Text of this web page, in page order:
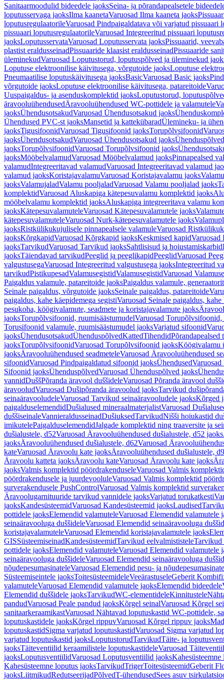
Sanitaarmoodulid bideedele jaoksSeina- ja põrandapealsetele
loputusservaga jaoksIlma kaanetaVaruosad Ilma kaaneta jaoks
loputusregulaatorileVaruosad Pindpaigaldatava või varjatud pissuaari
pissuaari loputusregulaatorileVaruosad Integreeritud pissuaari
jaoksLoputusservataVaruosad Loputusservata jaoksPissuaarid,
plastist eraldusseinadPissuaaride klaasist eraldusseinadPissuaaride
üleminekudVaruosad Loputustorud, loputuspõlved ja üleminekud
Loputuse elektroonilise käivitusega, võrgutoide jaoksLoputuse
Pneumaatilise loputuskäivitusega jaoksBasicVaruosad Basic jaoks
võrgutoide jaoksLoputuse elektroonilise käivitusega, patareitoide
Uuspaigaldus- ja asenduskomplektid jaoksLoputustorud,
äravooluühendusedÄravooluühendused WC-pottidele ja valamutele
jaoksÜhendusotsakudVaruosad Ühendusotsakud jaoks
Ühendused PVC-st jaoksMansetid ja kattekübaradÜlemineku- ja
jaoksTigusifoonidVaruosad Tigusifoonid jaoksTorupõlvsifoonid
jaoksÜhendusotsakudVaruosad Ühendusotsakud jaoksÜhenduspõlved
jaoksTorupõlvsifoonidVaruosad Torupõlvsifoonid jaoks
jaoksMööbelvalamudVaruosad Mööbelvalamud jaoksPinnapealsed
valamudIntegreeritavad valamudVaruosad Integreeritavad valamud
valamud jaoksKoristajavalamuVaruosad Koristajavalamu jaoks
jaoksValamujaladValamu pooljaladVaruosad Valamu pooljalad jaoks
komplektidVaruosad Aluskapiga kätepesuvalamu komplektid jaoks
mööbelvalamu komplektid jaoksAluskapiga integreeritava valamu
jaoksKätepesuvalamuteleVaruosad Kätepesuvalamutele jaoks
kätepesuvalamuteleVaruosad Nurk-kätepesuvalamutele jaoks
jaoksRistkülikukujulisele pinnapealsele valamuleVaruosad
jaoksKõrgkapidVaruosad Kõrgkapid jaoksKeskmised kapidVaruosad
jaoksTarvikudVaruosad Tarvikud jaoksSahtlisisud ja hoiustamiskarbid
jaoksTäiendavad tarvikudPeeglid ja peeglikapidPeeglidVaruosad
valgustusegaVaruosad Integreeritud valgustusega jaoksIntegreeritud
tarvikudPistikupesadValamusegistidValamusegistidVaruosad
Paigaldus valamule, patareitoide jaoksPaigaldus valamule,
Seinale paigaldus, võrgutoide jaoksSeinale paigaldus, patareitoide
paigaldus, kahe käepidemega segistiVaruosad Seinale paigaldus,
pesukoha, köögivalamute, seadmete ja koristajavalamute jaoks
jaoksTorupõlvsifoonid, ruumisäästumudelVaruosad Torupõlvsifoonid,
Torusifoonid valamule, ruumisäästumudel jaoksVarjatud sifoonid
jaoksÜhendusotsakudÜhenduspõlvedKattedTihendidPõrandapealsed
jaoksTorupõlvsifoonidVaruosad Torupõlvsifoonid jaoksKöögivalamu
jaoksÄravooluühendused seadmeteleVaruosad Äravooluühendused
sifoonidVaruosad Pindpaigaldatud sifoonid jaoksÜhendusedVaruosad
Sifoonid jaoksÜhenduspõlvedVaruosad Ühenduspõlved jaoks
vannidDuššPõranda äravool duššideleVaruosad Põranda äravool
äravooludVaruosad Dušipõranda äravoolud jaoksTarvikud
seinaäravooludeleVaruosad Tarvikud seinaäravooludele jaoksKõrged
paigalduselemendidDušialused mineraalmaterjalistVaruosad
duššiseinaleVannieraldusseinadDušiuksedTarvikudNišši hoiukastid
imikutelePaigalduselemendidJalgade komplektid ning traaversite ja
dušialustele, d52Varuosad Äravooluühendused dušialustele, d52 jaoks
jaoksÄravooluühendused dušialustele, d62Varuosad
kateVaruosad Äravoolu kate jaoksÄravooluühendused dušialustele,
Äravoolu katteta jaoksÄravoolu kateVaruosad Äravoolu kate jaoks
jaoksValmis komplektid pöördrakenduseleVaruosad Valmis
pöördrakendusele ja juurdevooluleVaruosad Valmis komplektid
surverakendusele PushControlVaruosad Valmis komplektid
Äravoolugarnituuride tarvikud vannidele jaoksVarjatud torukatkesti
jaoksKandesüsteemidVaruosad Kandesüsteemid jaoksLaudised
pottidele jaoksElemendid valamuteleVaruosad Elemendid valamutele
seinaäravooluga duššideleVaruosad Elemendid seinaäravooluga
koristajavalamuteleVaruosad Elemendid koristajavalamutele jaoks
GISSüsteemiseinadKandesüsteemidTarvikud eelvalmististeleTarvikud
pottidele jaoksElemendid valamuteleVaruosad Elemendid valamutele
seinaäravooluga duššideleVaruosad Elemendid seinaäravooluga
nõudepesumasinateleVaruosad Elemendid pesu- ja
Süsteemiseintele jaoksToitesüsteemideleVeeärastuseleGeberit
valamuteleVaruosad Elemendid valamutele jaoksElemendid bideedele
Elemendid duššidele jaoksTarvikudWC-elementideleKinnitustele
pandudVaruosad Peale pandud jaoksKõrgel seinalVaruosad Kõrgel
sanitaarkeraamikastVaruosad Nähtavad loputuskastid WC-pottidele,
loputuskastidele jaoksKõrgel rippuvVaruosad Kõrgel rippuv jaoks
loputuskastidSigma varjatud loputuskastidVaruosad Sigma varjatud
varjatud loputuskastid jaoksLoputustorudTarvikudTäite- ja
jaoksTäiteventiilid keraamilistele loputuskastideleVaruosad
jaoksLoputusventiilidVaruosad Loputusventiilid jaoksKahesüsteemne
Kahesüsteemne loputus jaoksTarvikudTrigerToitesüsteemidGeberit
jaoksLiitmikudRedutseerijadPõlvedT-ühendusedSees asuv